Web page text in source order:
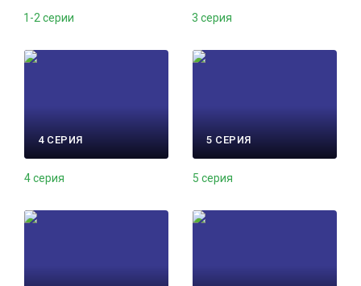
1-2 серии 3 серия
4 СЕРИЯ
4 серия
5 СЕРИЯ
5 серия